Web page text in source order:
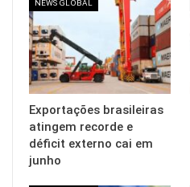
NEWS GLOBAL
Exportações brasileiras
atingem recorde e
déficit externo cai em
junho